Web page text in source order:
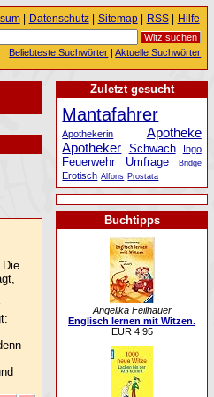
| Datenschutz| Sitemap| RSS| Hilfe
Beliebteste Suchwörter |Aktuelle Suchwörter
Zuletzt gesucht
Mantafahrer
Apothekerin
Apotheke
Apotheker Schwach Ingo
Feuerwehr Umfrage Bridge
Erotisch Alfons Prostata
Buchtipps
Angelika Feilhauer
Englisch lernen mit Witzen.
EUR 4,95